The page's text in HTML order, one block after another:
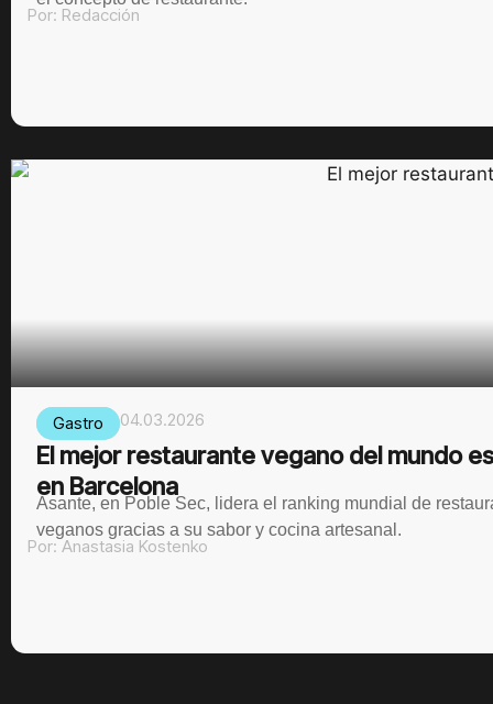
Por: Redacción
Gastro 04.03.2026
El mejor restaurante vegano del mundo
en Barcelona
Asante, en Poble Sec, lidera el ranking mundial de
veganos gracias a su sabor y cocina artesanal.
Por:Anastasia Kostenko